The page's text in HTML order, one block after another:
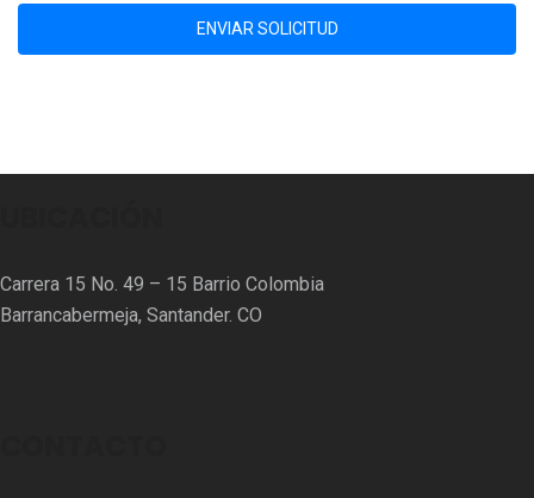
ENVIAR SOLICITUD
Carrera 15 No. 49 – 15 Barrio Colombia
Barrancabermeja, Santander. CO